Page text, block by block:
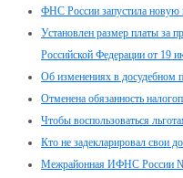
ФНС России запустила новую
Установлен размер платы за
Российской Федерации от 19
Об изменениях в досудебном
Отменена обязанность
Чтобы воспользоваться
Кто не задекларировал свои
Межрайонная ИФНС России №8